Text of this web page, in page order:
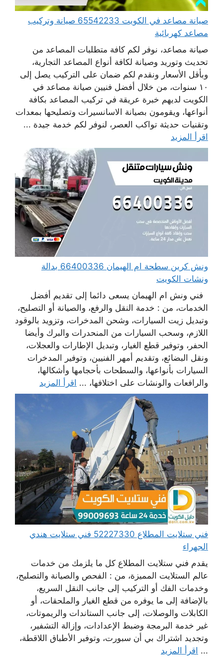
صيانة مصاعد في الكويت 65542233 صيانة وتركيب
مصاعد كهربائية
صيانة مصاعد، نوفر لكم كافة متطلبات المصاعد من
تحديث وتوريد وصيانة لكافة أنواع المصاعد التجارية،
وبأقل الأسعار ونقدم لكم ضمان على التركيب يصل إلى
١٠ سنوات، من خلال أفضل فنيين صيانة مصاعد في
الكويت لديهم خبرة عريقة في تركيب المصاعد بكافة
أنواعها، ويقومون بصيانة الاسانسيرات وتصليحها بمعدات
وتقنيات حديثة تواكب العصر، لنوفر لكم خدمة جيدة ...
اقرأ المزيد
ونش كرين سطحة ام الهيمان 66400336 بدالة
ونشات الكويت
فني ونش ام الهيمان يسعى دائما إلى تقديم أفضل
الخدمات، من : خدمة النقل والرفع، والصيانة أو التصليح،
وتبديل زيت السيارات، وشحن المدخرات، وتزويد بالوقود
اللازم، وسحب السيارات من المنحدرات والبرك وأيضا
الحفر، وتوفير قطع الغيار، وتبديل الإطارات والعجلات،
ونقل البضائع، وتقديم أمهر الفنيين، وتوفير المدخرات
السيارات بأنواعها، والسطحات بأحجامها وأشكالها،
والرافعات والونشات على اختلافها، ... اقرأ المزيد
فني ستلايت المطلاع 52227330 فني ستلايت هندي
الجهراء
يقدم فني ستلايت المطلاع كل ما يلزمك من خدمات
عالم الستلايت المميزة، من : الفحص والصيانة والتصليح،
وخدمات الفك أو التركيب إلى جانب النقل السريع،
بالإضافة إلى ما يوفره من قطع الغيار والملحقات، أو
الكابلات والوصلات، إلى جانب الستاندات والريموتات،
غير خدمة البرمجة وضبط الإعدادات، وإزالة التشفير،
وتجديد اشتراك بي أن سبورت، وتوفير الأطباق اللاقطة،
... اقرأ المزيد